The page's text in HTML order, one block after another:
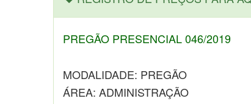
PREGÃO PRESENCIAL 046/2019
MODALIDADE: PREGÃO
ÁREA: ADMINISTRAÇÃO